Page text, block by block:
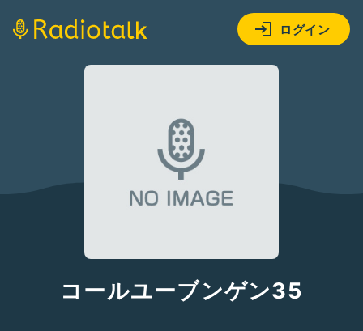
ログイン
コールユーブンゲン35